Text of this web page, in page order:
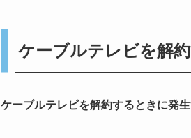
ケーブルテレビを解
ケーブルテレビを解約するときに発